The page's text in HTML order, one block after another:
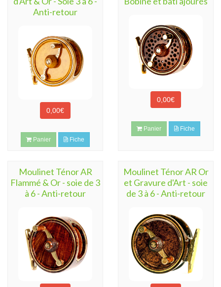
Anti-retour
0,00€
Panier Fiche
0,00€
Panier Fiche
Moulinet Ténor AR
Flammé & Or - soie de 3
à 6 - Anti-retour
Moulinet Ténor AR Or
et Gravure d'Art - soie
de 3 à 6 - Anti-retour